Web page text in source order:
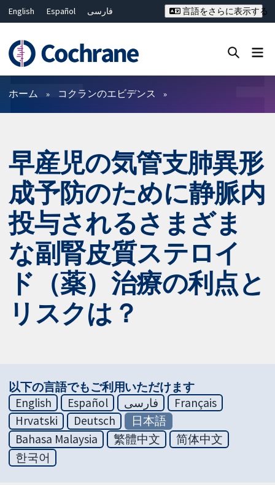
English Español
فارسی
Deutsch
Bahasa Malaysia
ไทย
繁體中文
简体中文
言語をさらに表示する
フィルター
ホーム コクランのエビデンス
早産児の気管支肺異形
成予防のために静脈内
投与されるさまざま
な副腎皮質ステロイ
ド（薬）治療の利点と
リスクは？
以下の言語でもご利用いただけます
English
Español فارسی
Français
Hrvatski
Deutsch
日本語
Bahasa Malaysia
繁體中文
简体中文
한국어